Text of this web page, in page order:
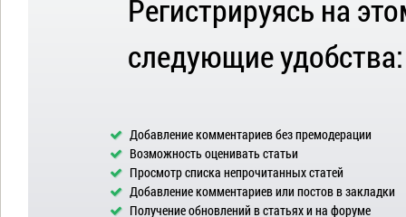
Регистрируясь на
следующие удобства:
Добавление комментариев без премодерации
Возможность оценивать статьи
Просмотр списка непрочитанных статей
Добавление комментариев или постов в закладки
Получение обновлений в статьях и на форуме